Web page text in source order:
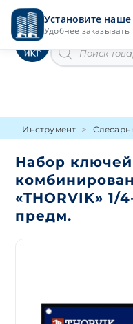
Установите
Удобнее
Перейти
содержимому
товаров
Инструмент
Набор ключей
«THORVIK» 1/
предм.